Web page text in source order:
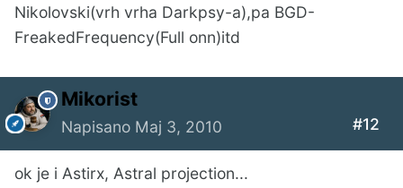
Nikolovski(vrh vrha Darkpsy-a),pa BGD-
FreakedFrequency(Full onn)itd
Mikorist
Napisano Maj 3, 2010 #12
ok je i Astirx, Astral projection...